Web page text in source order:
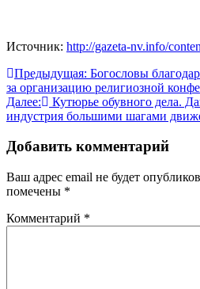
Источник: http://gazeta-nv.info/
Навигация
по
записям
Предыдущая: Богословы
за организацию религиозной
Далее:
Кутюрье обувного дела.
индустрия большими шагами
Добавить комментарий
Ваш адрес email не будет
помечены *
Комментарий *